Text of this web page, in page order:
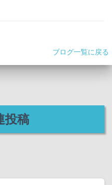
ブログ一覧に戻る
投稿